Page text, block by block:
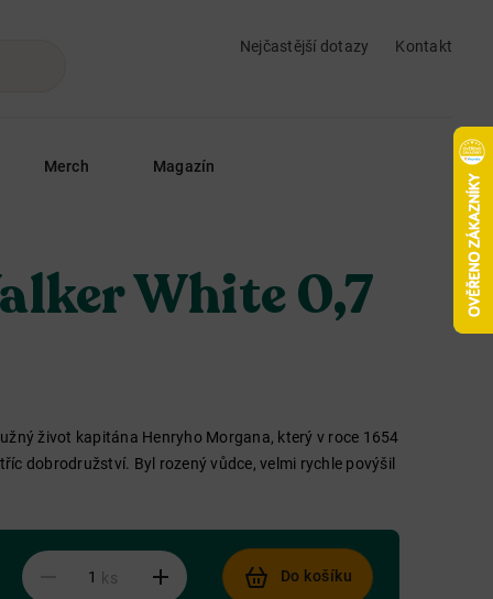
Nejčastější dotazy
Kontakt
Merch Magazín
White 0,7
život kapitána Henryho Morgana, který v roce 1654
dobrodružství. Byl rozený vůdce, velmi rychle povýšil
ks Do košíku